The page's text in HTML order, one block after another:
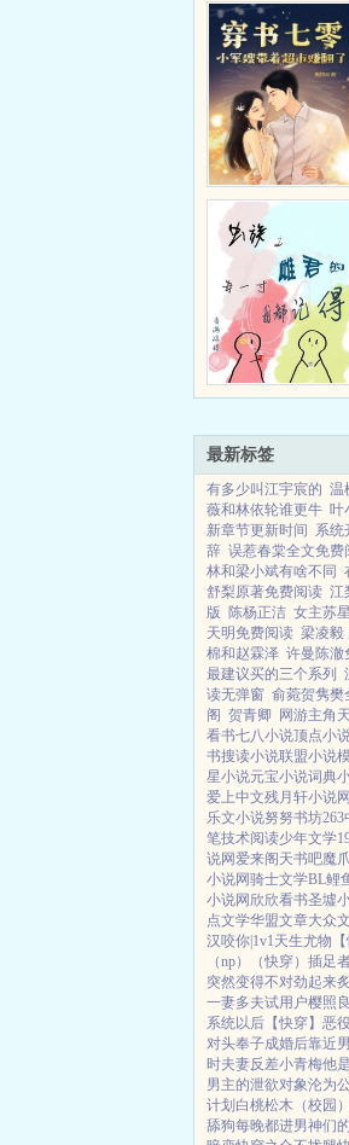
最新标签
有多少叫江宇宸的 温
薇和林依轮谁更牛 叶
新章节更新时间
系统
辞 误惹春棠全文免费
林和梁小斌有啥不同
舒梨原著免费阅读 江
版 陈杨正洁 女主苏
天明免费阅读 梁凌毅
棉和赵霖泽 许曼陈澈
最建议买的三个系列
读无弹窗 俞菀贺隽樊
阁 贺青卿 网游主角
看书七八小说顶点小
书搜读小说联盟小说
星小说元宝小说词典
爱上中文残月轩小说网
乐文小说努努书坊263
笔技术阅读少年文学
说网爱来阁 天书吧魔
小说网骑士文学BL鲤
小说网 欣欣看书圣墟
点文学华盟文章大众
汉咬你|1v1天生尤物【
（np）
（快穿）插足
突然变得不对劲起来
一妻多夫试用户樱照
系统以后【快穿】 恶
对头奉子成婚后靠近
时夫妻反差小青梅他
男主的泄欲对象沦为
计划 白桃松木（校园）
舔狗每晚都进男神们